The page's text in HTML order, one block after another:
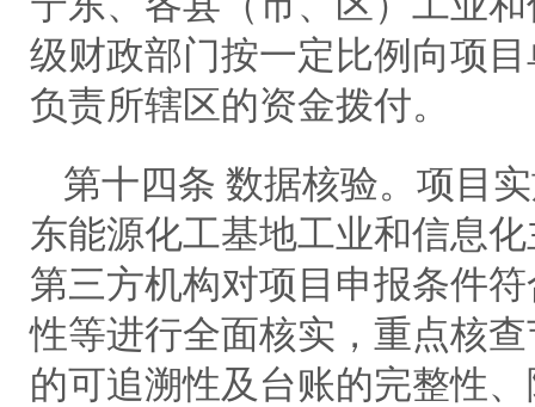
级财政部门按一定比例向项
负责所辖区的资金拨付。
第十四条 数据核验。项目
东能源化工基地工业和信息
第三方机构对项目申报条件
性等进行全面核实，重点核
的可追溯性及台账的完整性